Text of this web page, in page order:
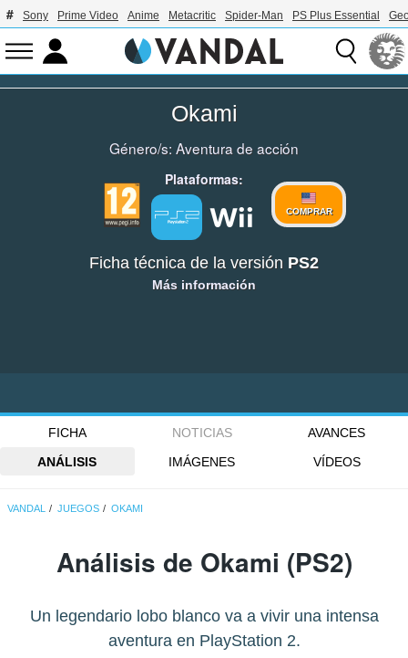
Sony Prime Video Anime Metacritic Spider-Man PS Plus Essential
Okami
Género/s: Aventura de acción
Plataformas:
COMPRAR
Ficha técnica de la versión PS2
Más información
FICHA NOTICIAS
AVANCES
ANÁLISIS
IMÁGENES VÍDEOS
VANDAL JUEGOS OKAMI
Análisis de Okami (PS2)
Un legendario lobo blanco va a vivir una intensa
aventura en PlayStation 2.